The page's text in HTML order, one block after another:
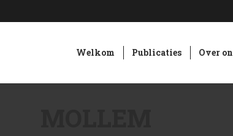
Welkom Publicaties Over